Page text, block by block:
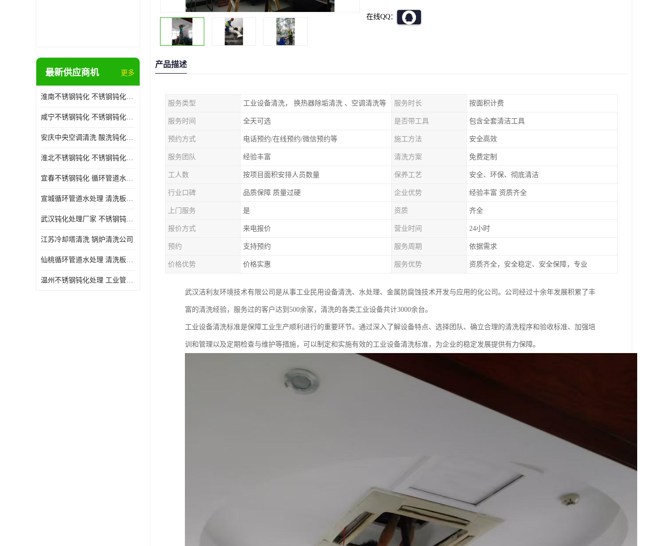
最新供应商机 更多
淮南不锈钢钝化 不锈钢钝化公司
咸宁不锈钢钝化 不锈钢钝化处理公司
安庆中央空调清洗 酸洗钝化公司
淮北不锈钢钝化 不锈钢钝化公司
宜春不锈钢钝化 循环管道水处理公司
宣城循环管道水处理 清洗板式换热器公司
武汉钝化处理厂家 不锈钢钝化公司
江苏冷却塔清洗 锅炉清洗公司
仙桃循环管道水处理 清洗板式换热器公司 服务好
温州不锈钢钝化处理 工业管道清洗公司 20年行业经验
在线QQ：
产品描述
服务类型 工业设备清洗， 换热器除垢清洗 、空调清洗等 服务时长 按面积计费
服务时间 全天可选 是否带工具 包含全套清洁工具
预约方式 电话预约/在线预约/微信预约等 施工方法 安全高效
服务团队 经验丰富 清洗方案 免费定制
工人数 按项目面积安排人员数量 保养工艺 安全、环保、彻底清洁
行业口碑 品质保障 质量过硬 企业优势 经验丰富 资质齐全
上门服务 是 资质 齐全
报价方式 来电报价 营业时间 24小时
预约 支持预约 服务周期 依据需求
价格优势 价格实惠 服务优势 资质齐全，安全稳定、安全保障，专业
武汉洁利友环境技术有限公司是从事工业民用设备清洗、水处理、金属防腐蚀技术开发与应用的化公司。公司经过十余年发展积累了丰
富的清洗经验，服务过的客户达到500余家，清洗的各类工业设备共计3000余台。
工业设备清洗标准是保障工业生产顺利进行的重要环节。通过深入了解设备特点、选择团队、确立合理的清洗程序和验收标准、加强培
训和管理以及定期检查与维护等措施，可以制定和实施有效的工业设备清洗标准，为企业的稳定发展提供有力保障。